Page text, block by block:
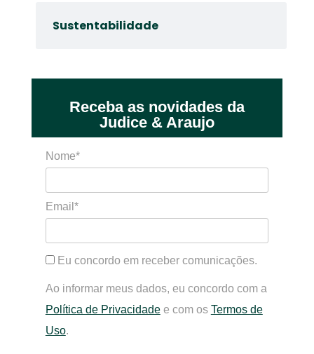
Sustentabilidade
Receba as novidades da
Judice & Araujo
Nome*
Email*
Eu concordo em receber comunicações.
Ao informar meus dados, eu concordo com a
Política de Privacidadee com os Termos de
Uso.